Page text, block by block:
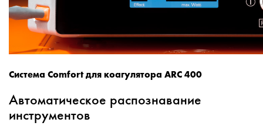
Система Comfort для коагулятора ARC 400
Автоматическое распознавание
инструментов